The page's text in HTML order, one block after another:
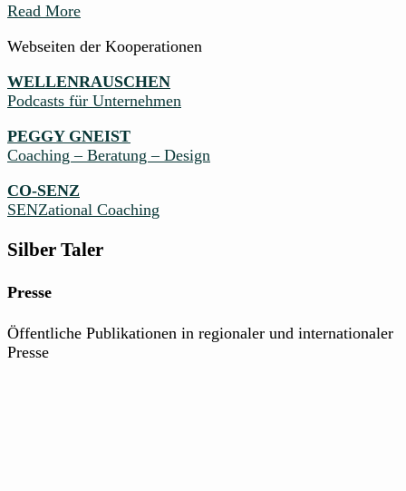
Read More
Webseiten der Kooperationen
WELLENRAUSCHEN
Podcasts für Unternehmen
PEGGY GNEIST
Coaching – Beratung – Design
CO-SENZ
SENZational Coaching
Silber Taler
Presse
Öffentliche Publikationen in regionaler und internationaler
Presse